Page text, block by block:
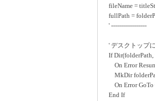
fileName =
fullPath =
' ------------------
' デスクトップ
If Dir(folderPath,
On Error
MkDir
On Error GoTo
End If